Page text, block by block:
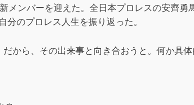
ンバーを迎えた。全日本プロレスの安齊勇
のプロレス人生を振り返った。
から、その出来事と向き合おうと。何か具体